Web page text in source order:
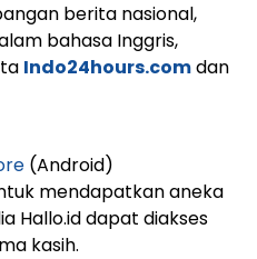
berita nasional,
bahasa Inggris,
Indo24hours.comdan
(Android)
mendapatkan aneka
Hallo.id dapat diakses
kasih.